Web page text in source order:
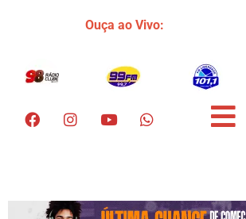
Ouça ao Vivo: